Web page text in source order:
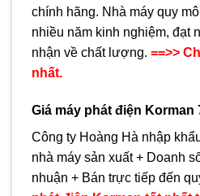
chính hãng. Nhà máy quy
nhiều năm kinh nghiệm, đạt
nhận về chất lượng. ==>>
nhất.
Giá máy phát điện Korman
Công ty Hoàng Hà nhập
nhà máy sản xuất + Doanh
nhuận + Bán trực tiếp đến